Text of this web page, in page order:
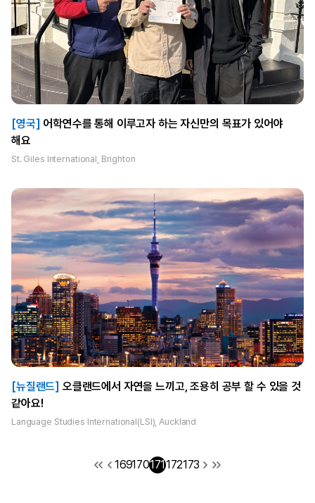
[영국]
해요
St. Giles International, Brighton
[뉴질랜드]
같아요!
Language Studies International(LSI), Auckland
169170171172173